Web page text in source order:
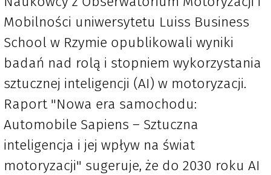
Mobilności uniwersytetu Luiss Business
School w Rzymie opublikowali wyniki
badań nad rolą i stopniem wykorzystania
sztucznej inteligencji (AI) w motoryzacji.
Raport "Nowa era samochodu:
Automobile Sapiens – Sztuczna
inteligencja i jej wpływ na świat
motoryzacji" sugeruje, że do 2030 roku AI